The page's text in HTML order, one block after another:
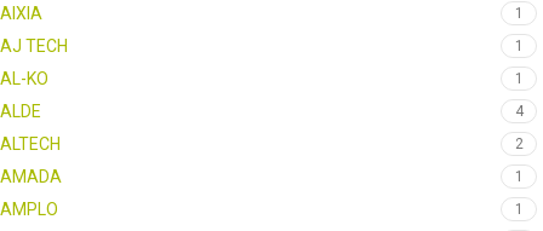
AIXIA 1
AJ TECH 1
AL-KO 1
ALDE 4
ALTECH 2
AMADA 1
AMPLO 1